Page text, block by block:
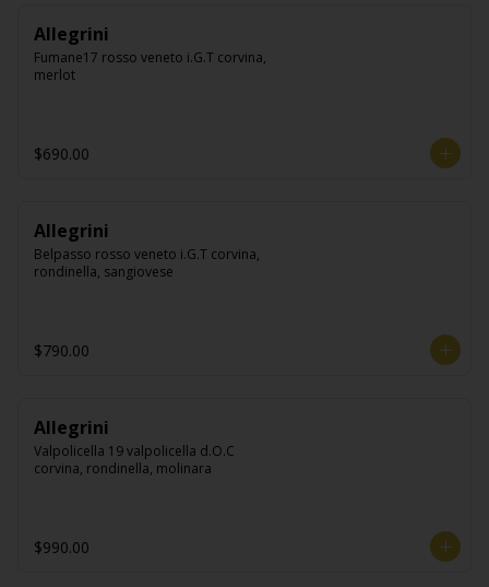
Allegrini
Fumane17 rosso veneto i.G.T corvina,
merlot
$690.00
Allegrini
Belpasso rosso veneto i.G.T corvina,
rondinella, sangiovese
$790.00
Allegrini
Valpolicella 19 valpolicella d.O.C
corvina, rondinella, molinara
$990.00